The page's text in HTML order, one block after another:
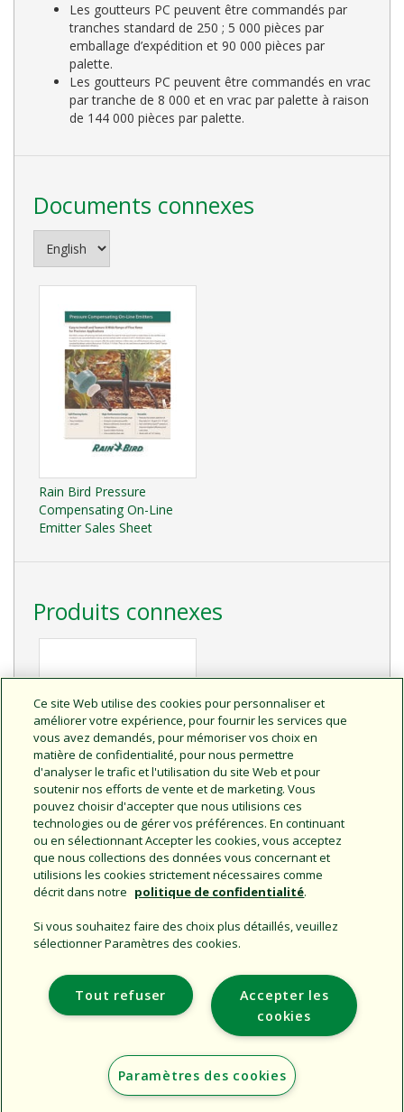
Les goutteurs PC peuvent être commandés par
tranches standard de 250 ; 5 000 pièces par
emballage d’expédition et 90 000 pièces par
palette.
Les goutteurs PC peuvent être commandés en vrac
par tranche de 8 000 et en vrac par palette à raison
de 144 000 pièces par palette.
Documents connexes
Rain Bird Pressure
Compensating On-Line
Emitter Sales Sheet
Produits connexes
Goutteurs en ligne -
Goutteurs PC
Support
Entreprise
Sites Supplémentaires
Copyright © 2026 Rain Bird Corporation. All rights reserved.
Ce site Web utilise des cookies pour personnaliser et
améliorer votre expérience, pour fournir les services que
vous avez demandés, pour mémoriser vos choix en
matière de confidentialité, pour nous permettre
d'analyser le trafic et l'utilisation du site Web et pour
soutenir nos efforts de vente et de marketing. Vous
pouvez choisir d'accepter que nous utilisions ces
technologies ou de gérer vos préférences. En continuant
ou en sélectionnant Accepter les cookies, vous acceptez
que nous collections des données vous concernant et
utilisions les cookies strictement nécessaires comme
décrit dans notre politique de confidentialité.
Si vous souhaitez faire des choix plus détaillés, veuillez
sélectionner Paramètres des cookies.
Accepter les
cookies
Tout refuser
Paramètres des cookies